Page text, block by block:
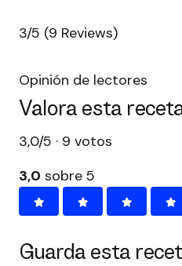
3/5 (9 Reviews)
Opinión de lectores
Valora esta
3,0/5 · 9 votos
3,0 sobre 5
Guarda esta